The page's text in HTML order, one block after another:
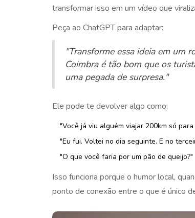
transformar isso em um vídeo que
Peça ao ChatGPT para adaptar:
"Transforme essa ideia em um
Coimbra é tão bom que os
uma pegada de surpresa."
Ele pode te devolver algo como:
"Você já viu alguém viajar 200km só
"Eu fui. Voltei no dia seguinte. E no
"O que você faria por um pão de queijo?"
Isso funciona porque o humor local,
ponto de conexão entre o que é único